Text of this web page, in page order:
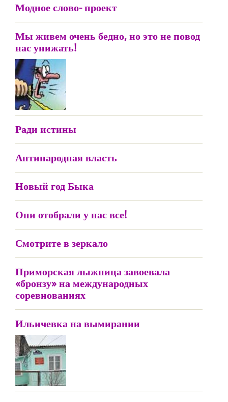
Модное слово- проект
Мы живем очень бедно, но это не повод
нас унижать!
Ради истины
Антинародная власть
Новый год Быка
Они отобрали у нас все!
Смотрите в зеркало
Приморская лыжница завоевала
«бронзу» на международных
соревнованиях
Ильичевка на вымирании